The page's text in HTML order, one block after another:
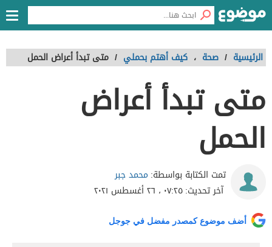
الرئيسية / صحة ، كيف أهتم بحملي / متى تبدأ أعراض الحمل
متى تبدأ أعراض
الحمل
تمت الكتابة بواسطة: محمد جبر
آخر تحديث:٠٧:٢٥ ، ٢٦ أغسطس ٢٠٢١
أضف موضوع كمصدر مفضل في جوجل